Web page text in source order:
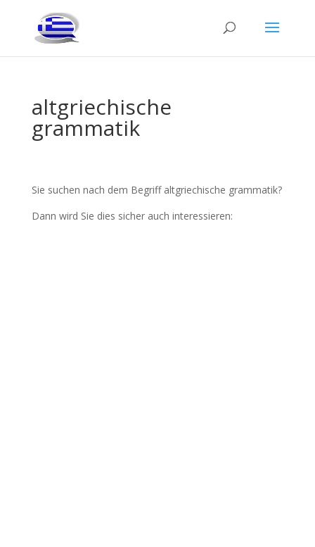
altgriechische
grammatik
Sie suchen nach dem Begriff altgriechische grammatik?
Dann wird Sie dies sicher auch interessieren: